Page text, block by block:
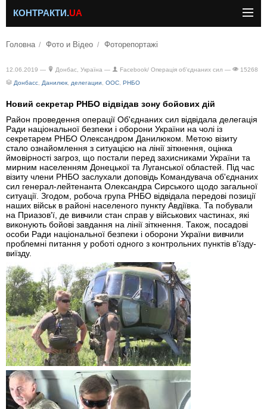
КОНТРАКТИ.UA
Головна Фото и Відео Фоторепортажі
12.06.2019 — Донбас, Україна — Facebook/ Операція об'єднаних сил —
15268
Донбасс
Данилюк делегации ООС РНБО
Новий секретар РНБО відвідав зону бойових дій
Район проведення операції Об'єднаних сил відвідала делегація
Ради національної безпеки і оборони України на чолі із
секретарем РНБО Олександром Данилюком. Метою візиту
стало ознайомлення з ситуацією на лінії зіткнення, оцінка
ймовірності загроз, що постали перед захисниками України та
мирним населенням Донецької та Луганської областей. Під час
візиту члени РНБО заслухали доповідь Командувача об'єднаних
сил генерал-лейтенанта Олександра Сирського щодо загальної
ситуації. Згодом, робоча група РНБО відвідала передові позиції
наших військ в районі населеного пункту Авдіївка. Та побували
на Приазов'ї, де вивчили стан справ у військових частинах, які
виконують бойові завдання на лінії зіткнення. Також, посадові
особи Ради національної безпеки і оборони України вивчили
проблемні питання у роботі одного з контрольних пунктів в'їзду-
виїзду.